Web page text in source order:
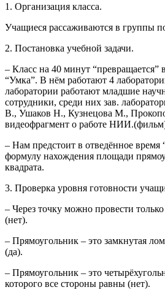
1. Организация класса.
Учащиеся рассаживаются в группы
2. Постановка учебной задачи.
– Класс на 40 минут
“Умка”. В нём работают 4
лаборатории работают младшие
сотрудники, среди них зав.
В., Ушаков Н., Кузнецова М.,
видеофрагмент о работе
– Нам предстоит в отведённое время
формулу нахождения площади
квадрата.
3. Проверка уровня готовности
– Через точку можно провести
(нет).
– Прямоугольник – это замкнутая
(да).
– Прямоугольник – это
которого все стороны равны (нет).